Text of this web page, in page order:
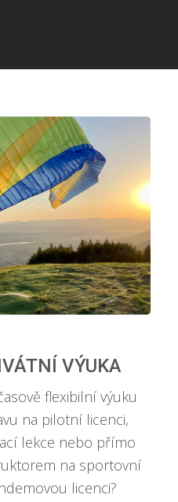
VÝUKA
flexibilní výuku
na pilotní licenci,
lekce nebo přímo
na sportovní
licenci?